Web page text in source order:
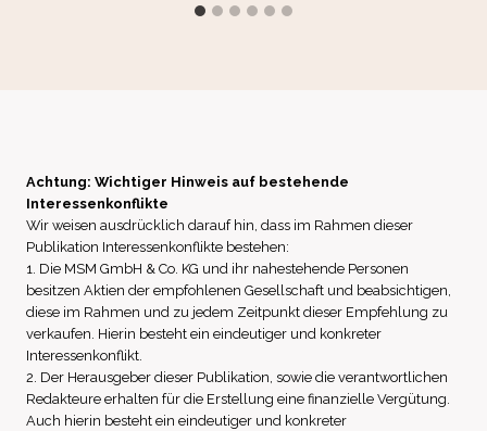
Achtung: Wichtiger Hinweis auf bestehende
Interessenkonflikte
Wir weisen ausdrücklich darauf hin, dass im Rahmen dieser
Publikation Interessenkonflikte bestehen:
1. Die MSM GmbH & Co. KG und ihr nahestehende Personen
besitzen Aktien der empfohlenen Gesellschaft und beabsichtigen,
diese im Rahmen und zu jedem Zeitpunkt dieser Empfehlung zu
verkaufen. Hierin besteht ein eindeutiger und konkreter
Interessenkonflikt.
2. Der Herausgeber dieser Publikation, sowie die verantwortlichen
Redakteure erhalten für die Erstellung eine finanzielle Vergütung.
Auch hierin besteht ein eindeutiger und konkreter